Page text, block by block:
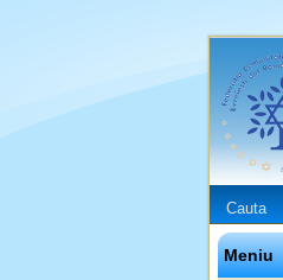
Cauta
Meniu